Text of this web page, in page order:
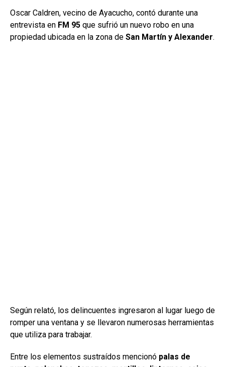
Oscar Caldren, vecino de Ayacucho, contó durante una
entrevista en FM 95 que sufrió un nuevo robo en una
propiedad ubicada en la zona de San Martín y Alexander.
Según relató, los delincuentes ingresaron al lugar luego de
romper una ventana y se llevaron numerosas herramientas
que utiliza para trabajar.
Entre los elementos sustraídos mencionó palas de